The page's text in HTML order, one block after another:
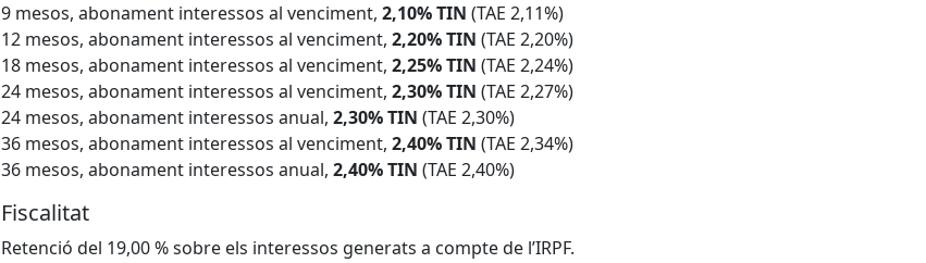
9 mesos, abonament interessos al venciment, 2,10% TIN (TAE 2,11%)
12 mesos, abonament interessos al venciment, 2,20% TIN (TAE 2,20%)
18 mesos, abonament interessos al venciment, 2,25% TIN (TAE 2,24%)
24 mesos, abonament interessos al venciment, 2,30% TIN (TAE 2,27%)
24 mesos, abonament interessos anual, 2,30% TIN (TAE 2,30%)
36 mesos, abonament interessos al venciment, 2,40% TIN (TAE 2,34%)
36 mesos, abonament interessos anual, 2,40% TIN (TAE 2,40%)
Fiscalitat
Retenció del 19,00 % sobre els interessos generats a compte de l’IRPF.